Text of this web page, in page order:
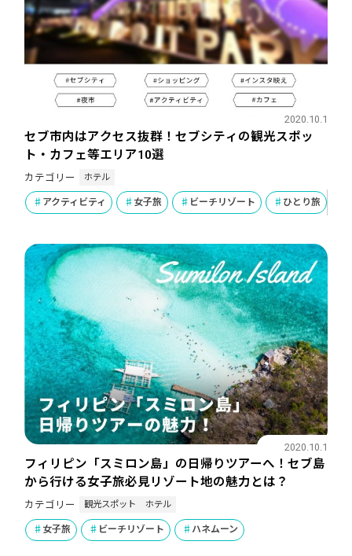
セブ市内はアクセス抜群！セブシティの観光スポッ
ト・カフェ等エリア10選
2020.10.1
カテゴリー ホテル
アクティビティ 女子旅 ビーチリゾート ひとり旅
フィリピン「スミロン島」の日帰りツアーへ！セブ島
から行ける女子旅必見リゾート地の魅力とは？
2020.10.1
カテゴリー 観光スポット ホテル
女子旅 ビーチリゾート ハネムーン